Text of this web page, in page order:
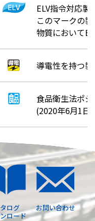
シーポリシー
ルメディアポリシー
憲章・規範
あたって
ELV指令対応製
このマークの
物質において
導電性を持つ
食品衛生法ポ
(2020年6月1日
ログ
ロード
お問い合わせ